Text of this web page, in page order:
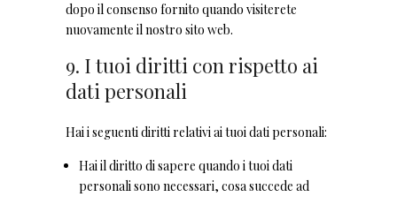
dopo il consenso fornito quando visiterete
nuovamente il nostro sito web.
9. I tuoi diritti con rispetto ai
dati personali
Hai i seguenti diritti relativi ai tuoi dati personali:
Hai il diritto di sapere quando i tuoi dati
personali sono necessari, cosa succede ad